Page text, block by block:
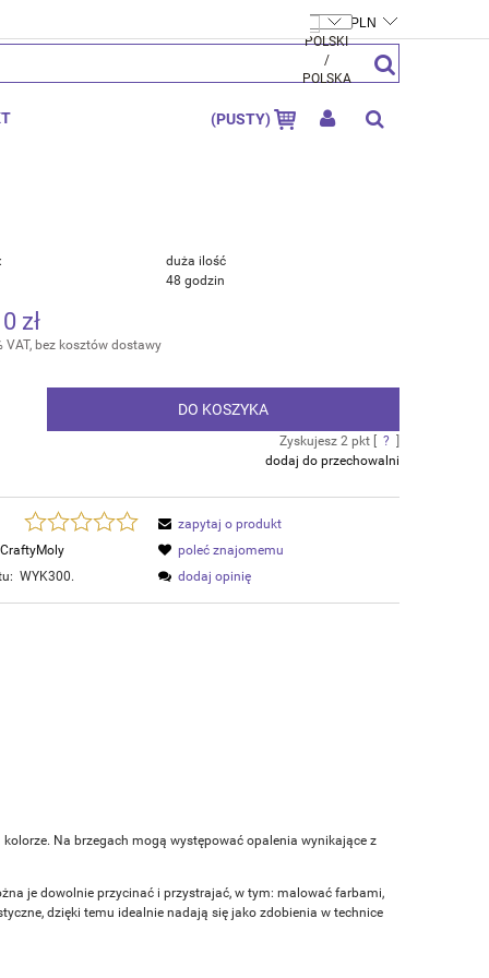
ZALOGUJ SIĘ
(PUSTY)
duża ilość
48 godzin
zł
VAT, bez kosztów dostawy
DO KOSZYKA
Zyskujesz 2pkt [ ?
dodaj do przechowalni
CraftyMoly
WYK300.
zapytaj o produkt
poleć znajomemu
dodaj opinię
Na brzegach mogą występować opalenia wynikające z
je dowolnie przycinać i przystrajać, w tym: malować farbami,
dzięki temu idealnie nadają się jako zdobienia w technice